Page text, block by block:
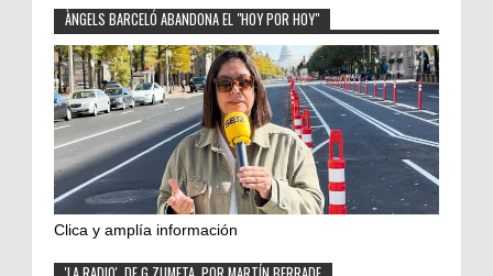
ÀNGELS BARCELÓ ABANDONA EL "HOY POR HOY"
Clica y amplía información